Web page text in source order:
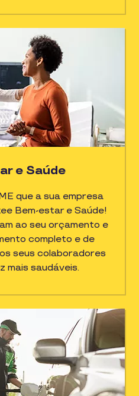
e Saúde
que a sua empresa
Bem-estar e Saúde!
ao seu orçamento e
completo e de
seus colaboradores
mais saudáveis.